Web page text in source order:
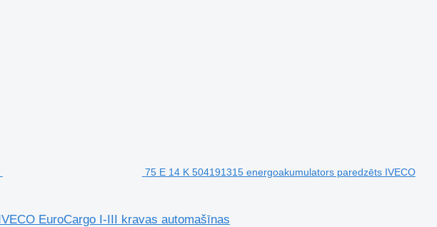
75 E 14 K 504191315 energoakumulators paredzēts IVECO
EuroCargo I-III kravas automašīnas